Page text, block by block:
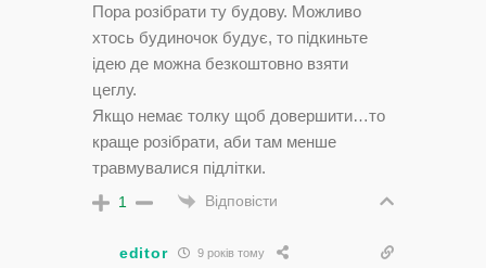
Пора розібрати ту будову. Можливо
хтось будиночок будує, то підкиньте
ідею де можна безкоштовно взяти
цеглу.
Якщо немає толку щоб довершити…то
краще розібрати, аби там менше
травмувалися підлітки.
1 Відповісти
editor 9 років тому